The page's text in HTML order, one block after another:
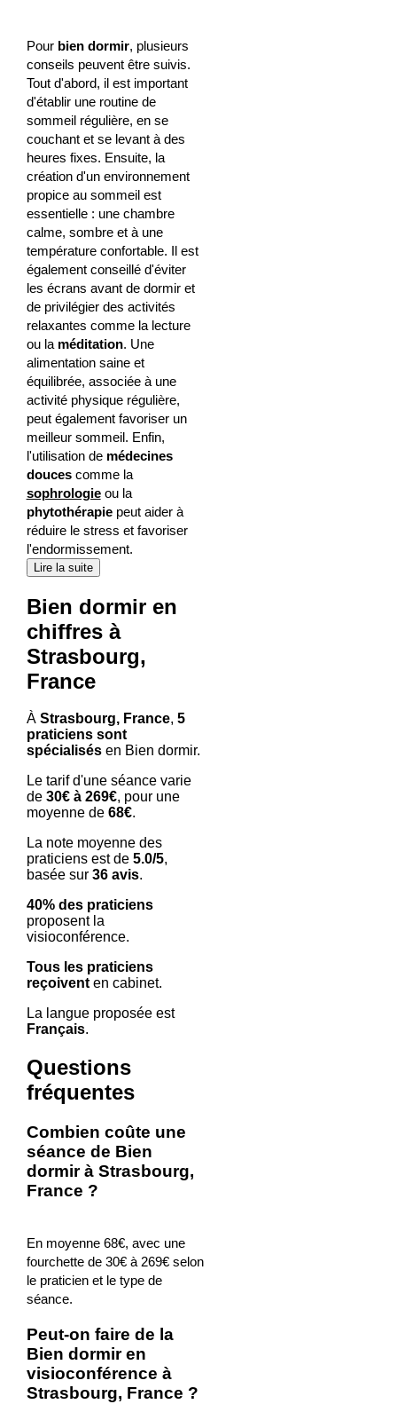
Pour bien dormir, plusieurs
conseils peuvent être suivis.
Tout d'abord, il est important
d'établir une routine de
sommeil régulière, en se
couchant et se levant à des
heures fixes. Ensuite, la
création d'un environnement
propice au sommeil est
essentielle : une chambre
calme, sombre et à une
température confortable. Il est
également conseillé d'éviter
les écrans avant de dormir et
de privilégier des activités
relaxantes comme la lecture
ou la méditation. Une
alimentation saine et
équilibrée, associée à une
activité physique régulière,
peut également favoriser un
meilleur sommeil. Enfin,
l'utilisation de médecines
doucescomme la
sophrologieou la
phytothérapiepeut aider à
réduire le stress et favoriser
l'endormissement.
Lire la suite
Bien dormir en
chiffres à
Strasbourg,
France
À Strasbourg, France, 5
praticiens sont
spécialisésen Bien dormir.
Le tarif d'une séance varie
de 30€ à 269€, pour une
moyenne de 68€.
La note moyenne des
praticiens est de 5.0/5,
basée sur 36 avis.
40% des praticiens
proposent la
visioconférence.
Tous les praticiens
reçoiventen cabinet.
La langue proposée est
Français.
Questions
fréquentes
Combien coûte une
séance de Bien
dormir à Strasbourg,
France ?
En moyenne 68€, avec une
fourchette de 30€ à 269€ selon
le praticien et le type de
séance.
Peut-on faire de la
Bien dormir en
visioconférence à
Strasbourg, France ?